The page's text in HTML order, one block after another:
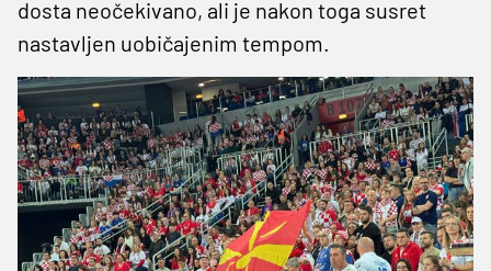
dosta neočekivano, ali je nakon toga susret
nastavljen uobičajenim tempom.